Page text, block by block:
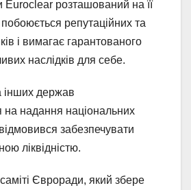
Euroclear розташований на її
побоюється репутаційних та
і вимагає гарантованого
наслідків для себе.
інших держав
на надання національних
забезпечувати
ліквідністю.
Євроради, який збере